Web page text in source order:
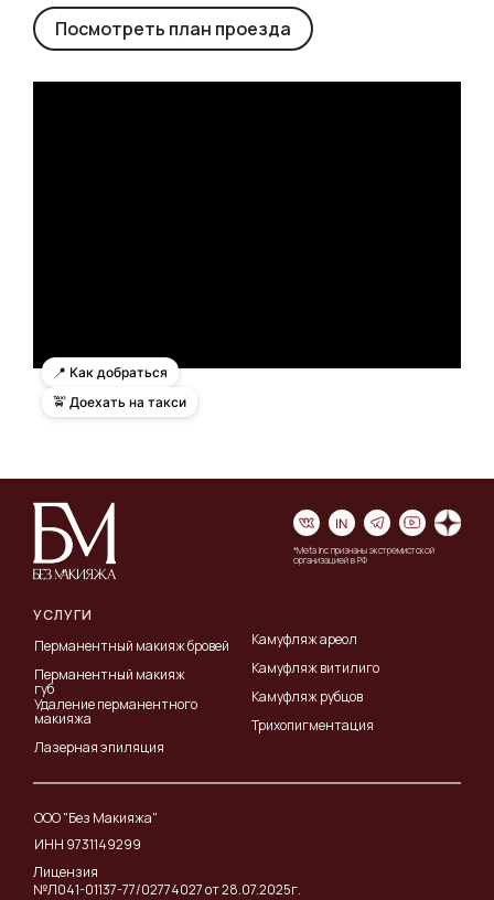
📍 Как добраться
🚖 Доехать на такси
Посмотреть план проезда
Лазерная эпиляция
Трихопигментация
Камуфляж рубцов
Удаление перманентного
макияжа
Камуфляж витилиго
Камуфляж ареол
Перманентный макияж
губ
Перманентный макияж бровей
УСЛУГИ
ДОКУМЕНТЫ
Лицензия
№Л041-01137-77/02774027 от 28.07.2025г.
ИНН 9731149299
ООО "Без Макияжа"
*Meta Inc признаны экстремистской
организацией в РФ